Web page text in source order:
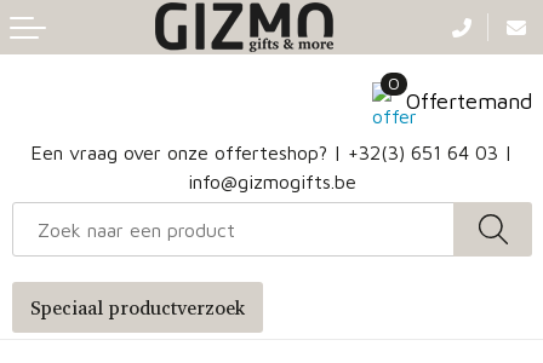
Een vraag over onze offerteshop? | +32(3) 651 64 03 |
info@gizmogifts.be
0
Offertemand
Klokken, horloges en weerstations
Sleutelhangers en Lanyards
Lampen en Gereedschap
Badtextiel en Douche
Handschoenen en Sjaals
Blazers
Hoofdbanden
Heuptassen
Papieren tassen
Reistassen
Speciaal productverzoek